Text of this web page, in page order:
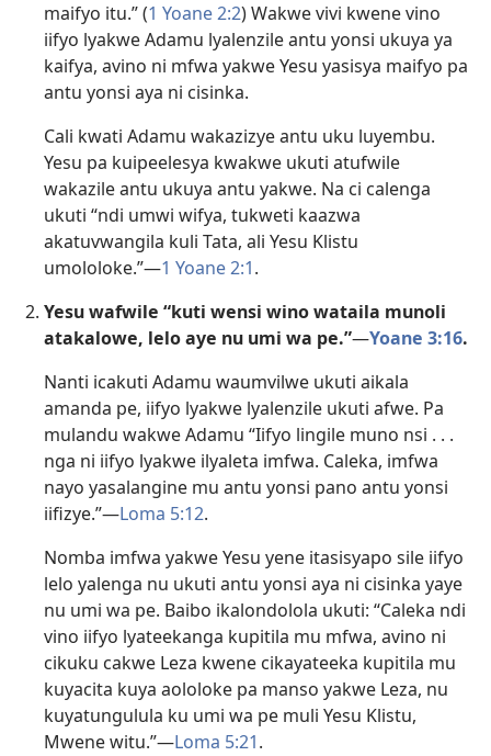
maifyo itu.” (1 Yoane 2:2) Wakwe vivi kwene vino
iifyo lyakwe Adamu lyalenzile antu yonsi ukuya ya
kaifya, avino ni mfwa yakwe Yesu yasisya maifyo pa
antu yonsi aya ni cisinka.
Cali kwati Adamu wakazizye antu uku luyembu.
Yesu pa kuipeelesya kwakwe ukuti atufwile
wakazile antu ukuya antu yakwe. Na ci calenga
ukuti “ndi umwi wifya, tukweti kaazwa
akatuvwangila kuli Tata, ali Yesu Klistu
umololoke.”—1 Yoane 2:1.
Yesu wafwile “kuti wensi wino wataila munoli
atakalowe, lelo aye nu umi wa pe.”—Yoane 3:16.
Nanti icakuti Adamu waumvilwe ukuti aikala
amanda pe, iifyo lyakwe lyalenzile ukuti afwe. Pa
mulandu wakwe Adamu “Iifyo lingile muno nsi . . .
nga ni iifyo lyakwe ilyaleta imfwa. Caleka, imfwa
nayo yasalangine mu antu yonsi pano antu yonsi
iifizye.”—Loma 5:12.
Nomba imfwa yakwe Yesu yene itasisyapo sile iifyo
lelo yalenga nu ukuti antu yonsi aya ni cisinka yaye
nu umi wa pe. Baibo ikalondolola ukuti: “Caleka ndi
vino iifyo lyateekanga kupitila mu mfwa, avino ni
cikuku cakwe Leza kwene cikayateeka kupitila mu
kuyacita kuya aololoke pa manso yakwe Leza, nu
kuyatungulula ku umi wa pe muli Yesu Klistu,
Mwene witu.”—Loma 5:21.